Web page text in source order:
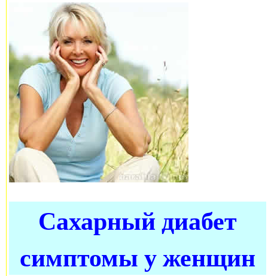
Сахарный диабет
симптомы у женщин